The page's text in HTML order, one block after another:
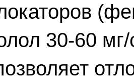
30-60